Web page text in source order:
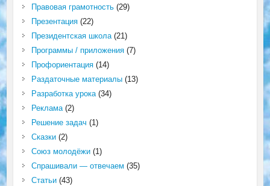
Правовая грамотность(29)
Презентация(22)
Президентская школа(21)
Программы / приложения(7)
Профориентация(14)
Раздаточные материалы(13)
Разработка урока(34)
Реклама(2)
Решение задач (1)
Сказки(2)
Союз молодёжи(1)
Спрашивали — отвечаем (35)
Статьи(43)